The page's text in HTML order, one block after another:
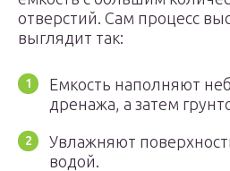
отверстий. Сам процесс
выглядит так:
Емкость наполняют
дренажа, а затем
Увлажняют
водой.